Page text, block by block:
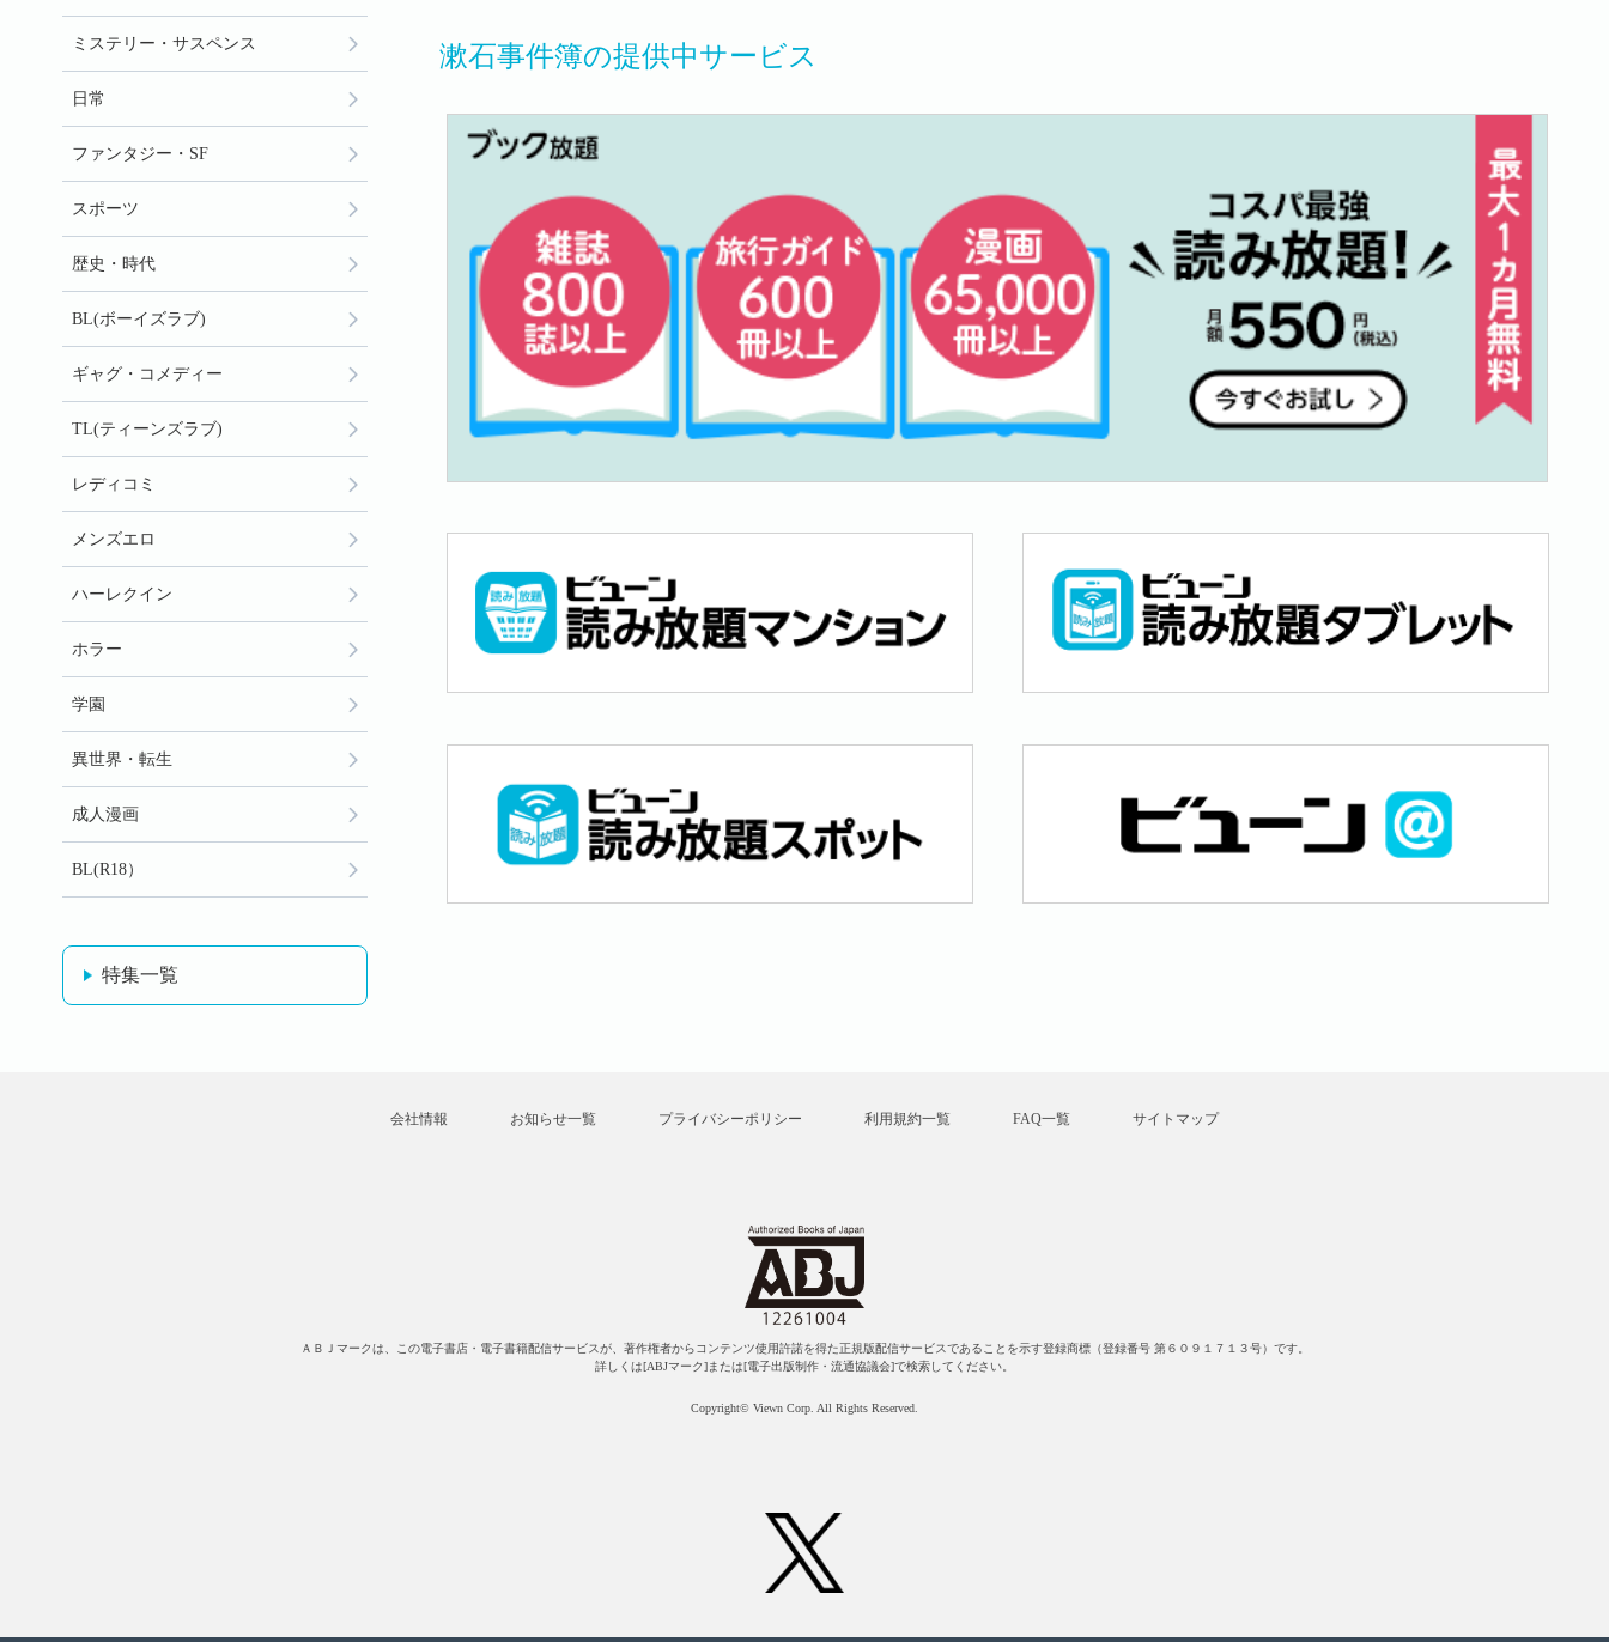
漱石事件簿の提供中サービス
ミステリー・サスペンス
日常
ファンタジー・SF
スポーツ
歴史・時代
BL(ボーイズラブ)
ギャグ・コメディー
TL(ティーンズラブ)
レディコミ
メンズエロ
ハーレクイン
ホラー
学園
異世界・転生
成人漫画
BL(R18）
特集一覧
会社情報 お知らせ一覧 プライバシーポリシー 利用規約一覧 FAQ一覧 サイトマップ
ＡＢＪマークは、この電子書店・電子書籍配信サービスが、著作権者からコンテンツ使用許諾を得た正規版配信サービスであることを示す登録商標（登録番号 第６０９１７１３号）です。
詳しくは[ABJマーク]または[電子出版制作・流通協議会]で検索してください。
Copyright© Viewn Corp. All Rights Reserved.